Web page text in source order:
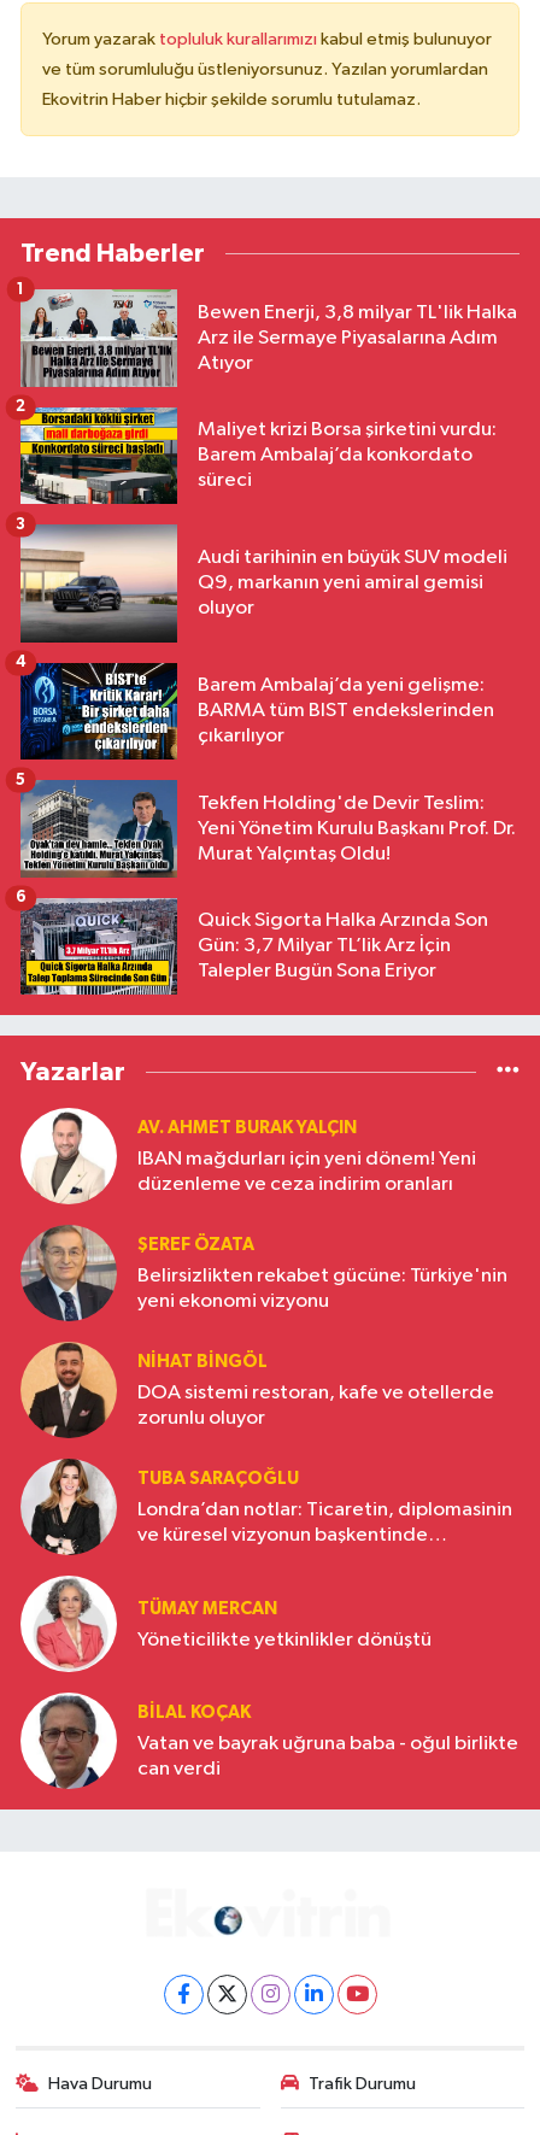
Yorum yazarak topluluk kurallarımızı kabul etmiş bulunuyor
ve tüm sorumluluğu üstleniyorsunuz. Yazılan yorumlardan
Ekovitrin Haber hiçbir şekilde sorumlu tutulamaz.
Trend Haberler
Bewen Enerji, 3,8 milyar TL'lik Halka
Arz ile Sermaye Piyasalarına Adım
Atıyor
1
Maliyet krizi Borsa şirketini vurdu:
Barem Ambalaj’da konkordato
süreci
2
Audi tarihinin en büyük SUV modeli
Q9, markanın yeni amiral gemisi
oluyor
3
Barem Ambalaj’da yeni gelişme:
BARMA tüm BIST endekslerinden
çıkarılıyor
4
Tekfen Holding'de Devir Teslim:
Yeni Yönetim Kurulu Başkanı Prof. Dr.
Murat Yalçıntaş Oldu!
5
Quick Sigorta Halka Arzında Son
Gün: 3,7 Milyar TL’lik Arz İçin
Talepler Bugün Sona Eriyor
6
Yazarlar
AV. AHMET BURAK YALÇIN
IBAN mağdurları için yeni dönem! Yeni
düzenleme ve ceza indirim oranları
ŞEREF ÖZATA
Belirsizlikten rekabet gücüne: Türkiye'nin
yeni ekonomi vizyonu
NIHAT BINGÖL
DOA sistemi restoran, kafe ve otellerde
zorunlu oluyor
TUBA SARAÇOĞLU
Londra’dan notlar: Ticaretin, diplomasinin
ve küresel vizyonun başkentinde
TÜMAY MERCAN
Yöneticilikte yetkinlikler dönüştü
BILAL KOÇAK
Vatan ve bayrak uğruna baba - oğul birlikte
can verdi
Hava Durumu Trafik Durumu